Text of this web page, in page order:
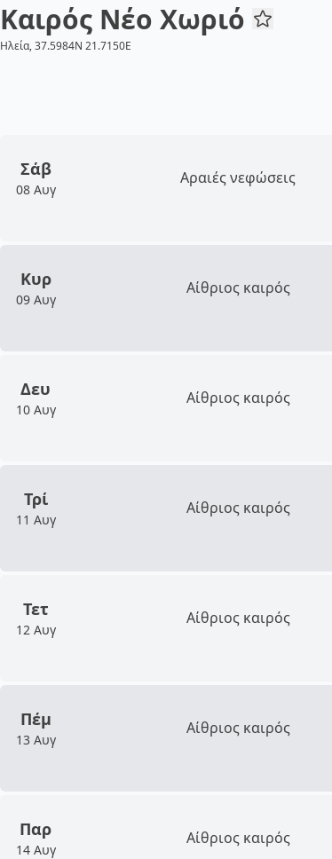
Καιρός Νέο Χωριό
Ηλεία, 37.5984N 21.7150E
Σάβ
08 Αυγ
Αραιές νεφώσεις
Κυρ
09 Αυγ
Αίθριος καιρός
Δευ
10 Αυγ
Αίθριος καιρός
Τρί
11 Αυγ
Αίθριος καιρός
Τετ
12 Αυγ
Αίθριος καιρός
Πέμ
13 Αυγ
Αίθριος καιρός
Παρ
14 Αυγ
Αίθριος καιρός